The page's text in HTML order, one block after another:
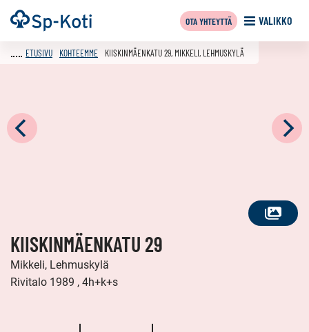
Siirry
sisältöön
Etusivu VALIKKO
OTA YHTEYTTÄ
KATSO
ETUSIVU KOHTEEMME KIISKINMÄENKATU 29, MIKKELI, LEHMUSKYLÄ
KIISKINMÄENKATU 29
Mikkeli, Lehmuskylä
Rivitalo 1989 , 4h+k+s